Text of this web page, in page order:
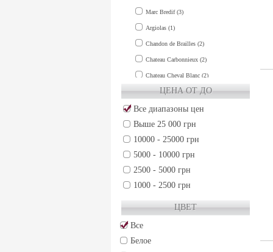
Marc Bredif (3)
Argiolas (1)
Chandon de Brailles (2)
Chateau Carbonnieux (2)
Chateau Cheval Blanc (2)
Chateau Clinet (1)
Chateau Cos d'Estournel (1)
Chateau de Fieuzal (1)
Chateau Grand-Puy-Lacoste (2)
Chateau Gruaud Larose (2)
Chateau Guiraud (1)
Chateau Haut-Brion (3)
ЦЕНА ОТ ДО
Все диапазоны цен
Выше 25 000 грн
10000 - 25000 грн
5000 - 10000 грн
2500 - 5000 грн
1000 - 2500 грн
250 - 500 грн
50 - 250 грн
ЦВЕТ
Все
Белое